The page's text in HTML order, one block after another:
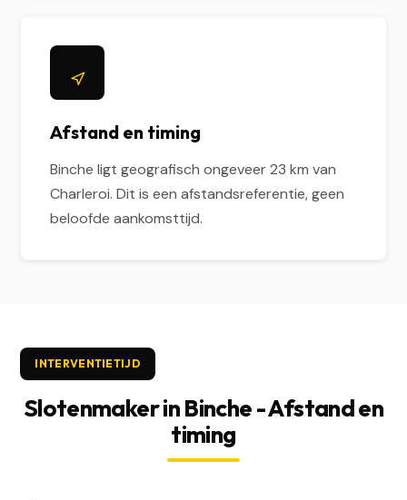
Afstand en timing
Binche ligt geografisch ongeveer 23 km van
Charleroi. Dit is een afstandsreferentie, geen
beloofde aankomsttijd.
INTERVENTIETIJD
Slotenmaker in Binche - Afstand en
timing